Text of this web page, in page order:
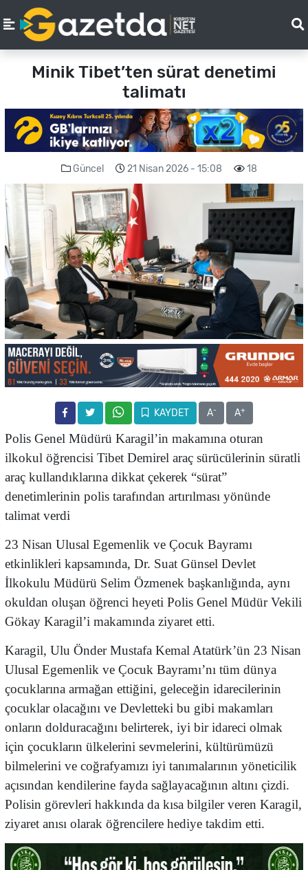
Minik Tibet’ten sürat denetimi
talimatı
Güncel 21 Nisan 2026 - 15:08 18
KAYDET A- A+
Polis Genel Müdürü Karagil’in makamına oturan
ilkokul öğrencisi Tibet Demirel araç sürücülerinin süratli
araç kullandıklarına dikkat çekerek “sürat”
denetimlerinin polis tarafından artırılması yönünde
talimat verdi
23 Nisan Ulusal Egemenlik ve Çocuk Bayramı
etkinlikleri kapsamında, Dr. Suat Günsel Devlet
İlkokulu Müdürü Selim Özmenek başkanlığında, aynı
okuldan oluşan öğrenci heyeti Polis Genel Müdür Vekili
Gökay Karagil’i makamında ziyaret etti.
Karagil, Ulu Önder Mustafa Kemal Atatürk’ün 23 Nisan
Ulusal Egemenlik ve Çocuk Bayramı’nı tüm dünya
çocuklarına armağan ettiğini, geleceğin idarecilerinin
çocuklar olacağını ve Devletteki bu gibi makamları
onların dolduracağını belirterek, iyi bir idareci olmak
için çocukların ülkelerini sevmelerini, kültürümüzü
bilmelerini ve coğrafyamızı iyi tanımalarının yöneticilik
açısından kendilerine fayda sağlayacağının altını çizdi.
Polisin görevleri hakkında da kısa bilgiler veren Karagil,
ziyaret anısı olarak öğrencilere hediye takdim etti.